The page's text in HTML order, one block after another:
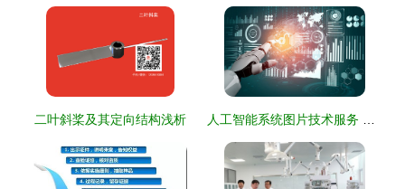
二叶斜桨及其定向结构浅析